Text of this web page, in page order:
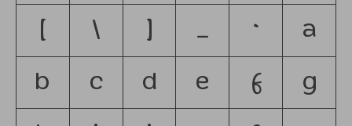
[ \ ] _ ` a
b c d e f g